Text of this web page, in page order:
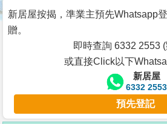
谷
按
客
新居屋按揭，準業主預先Whatsapp
贈。
即時查詢 6332 2553
或直接Click以下
新居屋
6332 2553
預先登記